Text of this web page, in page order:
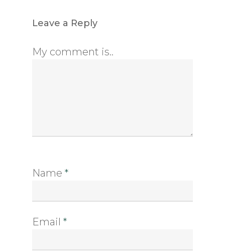
Leave a Reply
My comment is..
Name *
Email *